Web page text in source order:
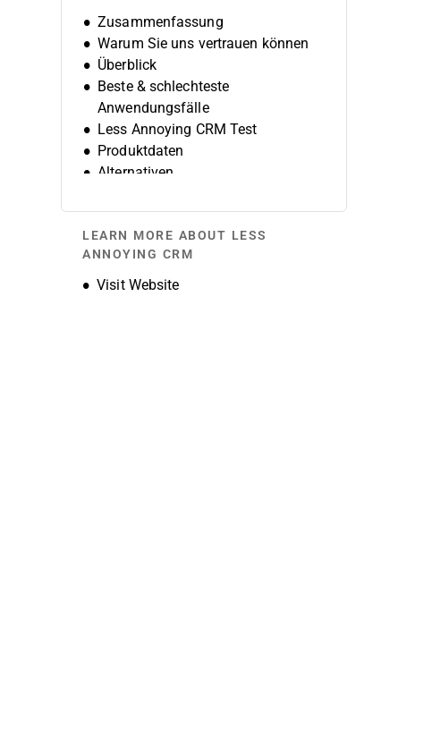
Zusammenfassung
Warum Sie uns vertrauen können
Überblick
Beste & schlechteste
Anwendungsfälle
Less Annoying CRM Test
Produktdaten
Alternativen
Unternehmensgeschichte
LEARN MORE ABOUT LESS
ANNOYING CRM
Visit Website
Opens new window